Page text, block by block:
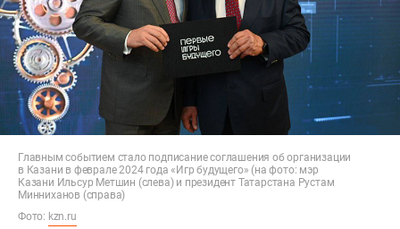
Главным событием стало подписание соглашения об организации
в Казани в феврале 2024 года «Игр будущего» (на фото: мэр
Казани Ильсур Метшин (слева) и президент Татарстана Рустам
Минниханов (справа)
Фото: kzn.ru